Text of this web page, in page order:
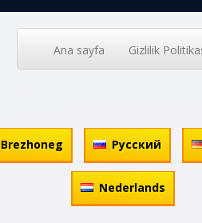
Ana sayfa Gizlilik
Brezhoneg Русский
Nederlands